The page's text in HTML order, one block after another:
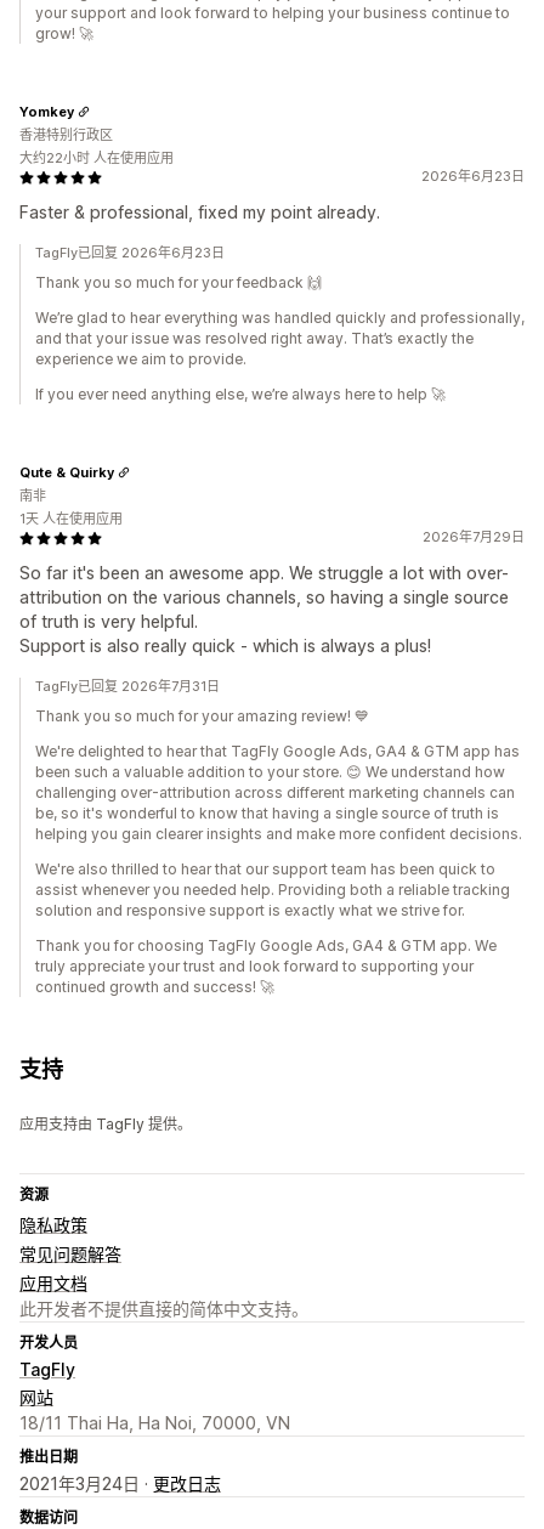
your support and look forward to helping your business continue to
grow! 🚀
2026年6月23日
Faster & professional, fixed my point already.
Yomkey
香港特别行政区
大约22小时 人在使用应用
TagFly已回复 2026年6月23日
Thank you so much for your feedback 🙌
We’re glad to hear everything was handled quickly and professionally,
and that your issue was resolved right away. That’s exactly the
experience we aim to provide.
If you ever need anything else, we’re always here to help 🚀
2026年7月29日
So far it's been an awesome app. We struggle a lot with over-
attribution on the various channels, so having a single source
of truth is very helpful.
Support is also really quick - which is always a plus!
Qute & Quirky
南非
1天 人在使用应用
TagFly已回复 2026年7月31日
Thank you so much for your amazing review! 💙
We're delighted to hear that TagFly Google Ads, GA4 & GTM app has
been such a valuable addition to your store. 😊 We understand how
challenging over-attribution across different marketing channels can
be, so it's wonderful to know that having a single source of truth is
helping you gain clearer insights and make more confident decisions.
We're also thrilled to hear that our support team has been quick to
assist whenever you needed help. Providing both a reliable tracking
solution and responsive support is exactly what we strive for.
Thank you for choosing TagFly Google Ads, GA4 & GTM app. We
truly appreciate your trust and look forward to supporting your
continued growth and success! 🚀
支持
应用支持由 TagFly 提供。
资源
隐私政策
常见问题解答
应用文档
此开发者不提供直接的简体中文支持。
开发人员
TagFly
网站
18/11 Thai Ha, Ha Noi, 70000, VN
推出日期
2021年3月24日 · 更改日志
数据访问